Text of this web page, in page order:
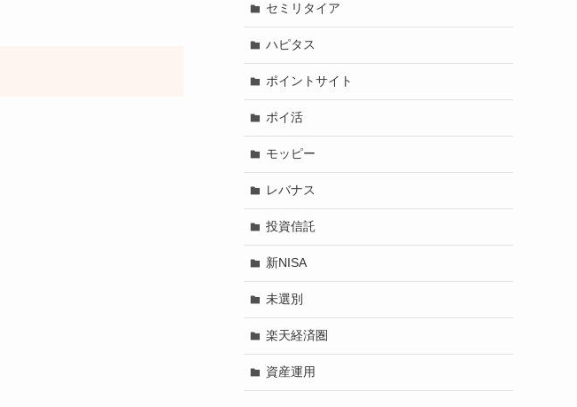
セミリタイア
ハピタス
ポイントサイト
ポイ活
モッピー
レバナス
投資信託
新NISA
未選別
楽天経済圏
資産運用